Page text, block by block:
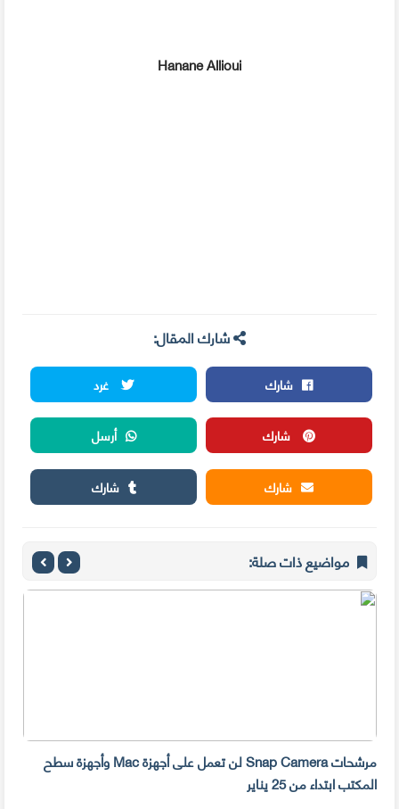
Hanane Allioui
شارك المقال:
شارك
غرد
شارك
أرسل
شارك
شارك
مواضيع ذات صلة:
مرشحات Snap Camera لن تعمل على أجهزة Mac وأجهزة سطح
المكتب ابتداء من 25 يناير